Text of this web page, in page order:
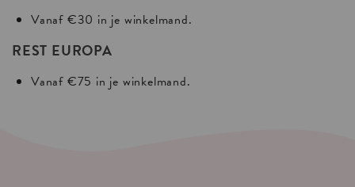
Vanaf €30 in je winkelmand.
REST EUROPA
Vanaf €75 in je winkelmand.